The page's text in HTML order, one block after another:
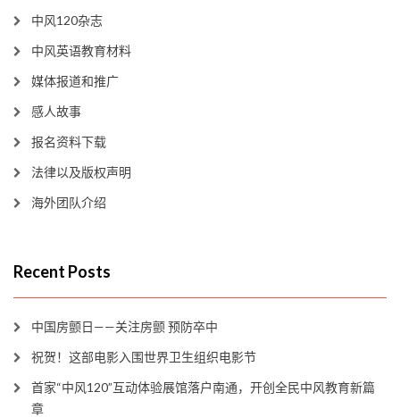
中风120杂志
中风英语教育材料
媒体报道和推广
感人故事
报名资料下载
法律以及版权声明
海外团队介绍
Recent Posts
中国房颤日——关注房颤 预防卒中
祝贺！这部电影入围世界卫生组织电影节
首家“中风120”互动体验展馆落户南通，开创全民中风教育新篇
章